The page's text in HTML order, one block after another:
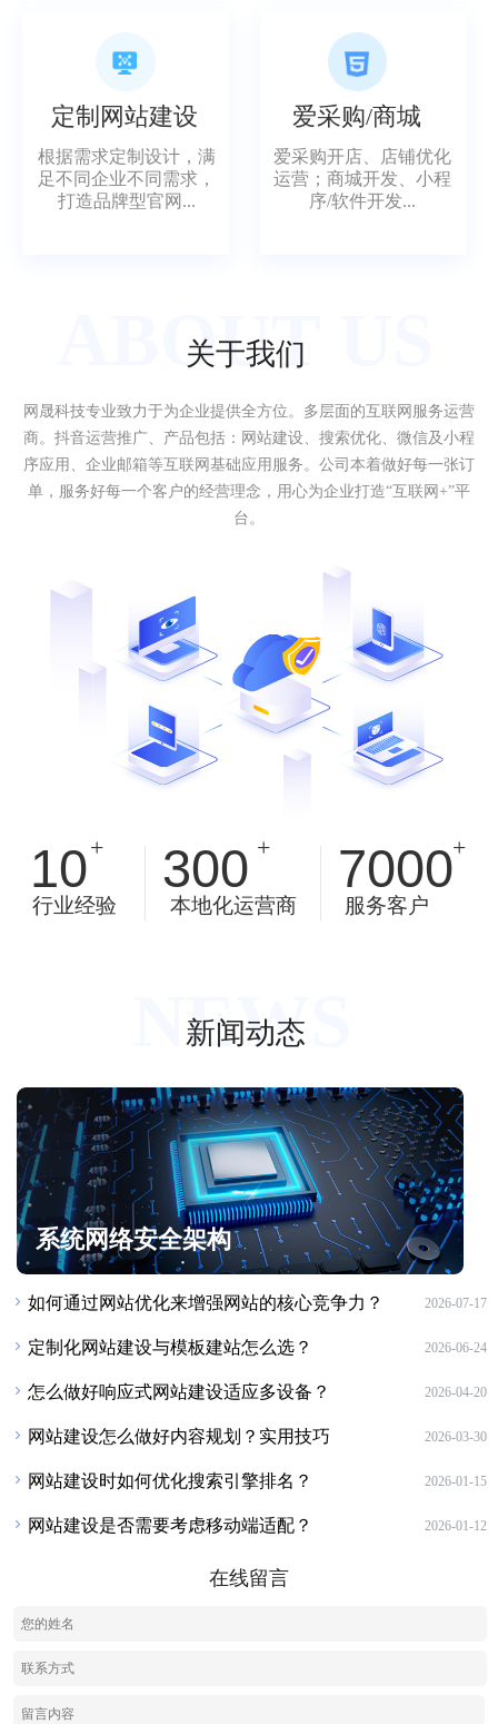
爱采购开店、店铺优化
运营；商城开发、小程
序/软件开发...
爱采购/商城
根据需求定制设计，满
足不同企业不同需求，
打造品牌型官网...
定制网站建设
关于我们
ABOUT US
网晟科技专业致力于为企业提供全方位。多层面的互联网服务运营
商。抖音运营推广、产品包括：网站建设、搜索优化、微信及小程
序应用、企业邮箱等互联网基础应用服务。公司本着做好每一张订
单，服务好每一个客户的经营理念，用心为企业打造“互联网+”平
台。
+ +
7000
300
服务客户
本地化运营商
行业经验
+
10
新闻动态
NEWS
系统网络安全架构
2026-07-17
如何通过网站优化来增强网站的核心竞争力？
2026-06-24
定制化网站建设与模板建站怎么选？
2026-04-20
怎么做好响应式网站建设适应多设备？
2026-03-30
网站建设怎么做好内容规划？实用技巧
2026-01-15
网站建设时如何优化搜索引擎排名？
2026-01-12
网站建设是否需要考虑移动端适配？
在线留言